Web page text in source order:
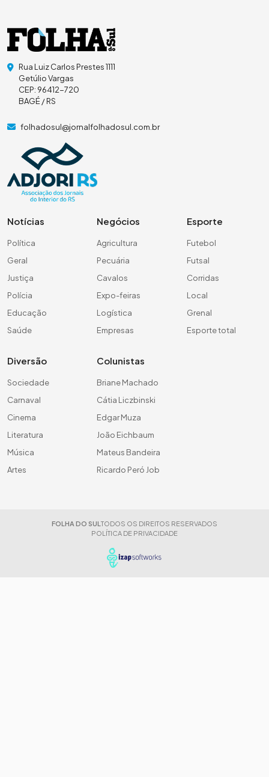
Rua Luiz Carlos Prestes 1111
Getúlio Vargas
CEP: 96412-720
BAGÉ / RS
folhadosul@jornalfolhadosul.com.br
Notícias
Política
Geral
Justiça
Polícia
Educação
Saúde
Negócios
Agricultura
Pecuária
Cavalos
Expo-feiras
Logística
Empresas
Esporte
Futebol
Futsal
Corridas
Local
Grenal
Esporte total
Diversão
Sociedade
Carnaval
Cinema
Literatura
Música
Artes
Colunistas
Briane Machado
Cátia Liczbinski
Edgar Muza
João Eichbaum
Mateus Bandeira
Ricardo Peró Job
FOLHA DO SUL TODOS OS DIREITOS RESERVADOS
POLÍTICA DE PRIVACIDADE